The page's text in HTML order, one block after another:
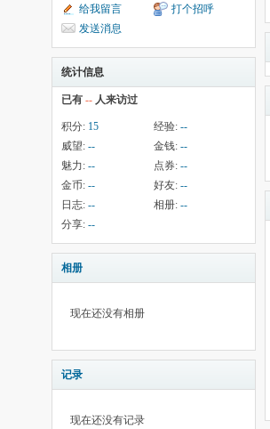
给我留言
打个招呼
发送消息
统计信息
已有 -- 人来访过
积分: 15 经验: --
威望: -- 金钱: --
魅力: -- 点券: --
金币: -- 好友: --
日志: -- 相册: --
分享: --
相册
现在还没有相册
记录
现在还没有记录